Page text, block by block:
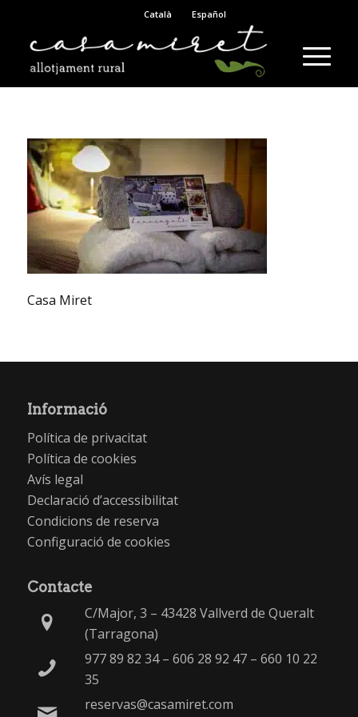
Català Español
Casa Miret
Informació
Política de privacitat
Política de cookies
Avís legal
Declaració d’accessibilitat
Condicions de reserva
Configuració de cookies
Contacte
C/Major, 3 – 43428 Vallverd de Queralt
(Tarragona)
977 89 82 34– 606 28 92 47– 660 10 22
35
reservas@casamiret.com